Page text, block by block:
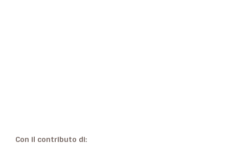
Con il contributo di: